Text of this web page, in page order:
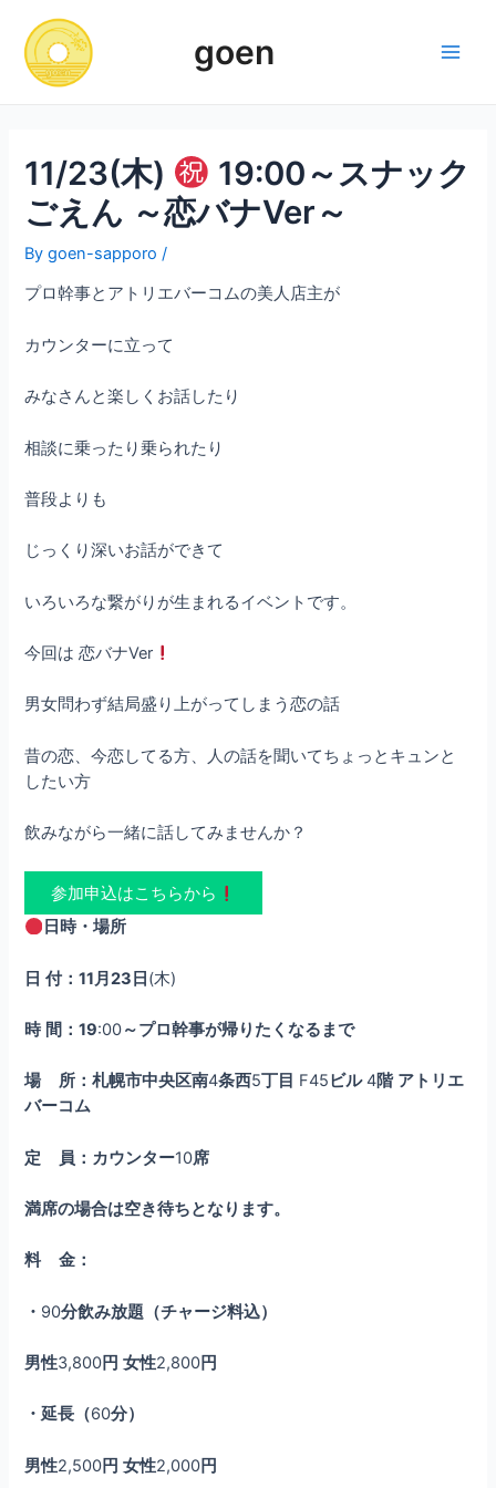
content
goen
11/23(木)
19:00～スナック
ごえん ～恋バナVer～
Bygoen-sapporo/
プロ幹事とアトリエバーコムの美人店主が
カウンターに立って
みなさんと楽しくお話したり
相談に乗ったり乗られたり
普段よりも
じっくり深いお話ができて
いろいろな繋がりが生まれるイベントです。
今回は 恋バナVer
男女問わず結局盛り上がってしまう恋の話
昔の恋、今恋してる方、人の話を聞いてちょっとキュンと
したい方
飲みながら一緒に話してみませんか？
参加申込はこちらから
日時・場所
日 付：11月23日 (木)
時 間：19:00～プロ幹事が帰りたくなるまで
場 所：札幌市中央区南4条西5丁目 F45 ビル4階 アトリエ
バーコム
定 員：カウンター10席
満席の場合は空き待ちとなります。
料 金：
・ 90分飲み放題（チャージ料込）
男性3,800円 女性2,800円
・延長（60分）
男性2,500円 女性2,000円